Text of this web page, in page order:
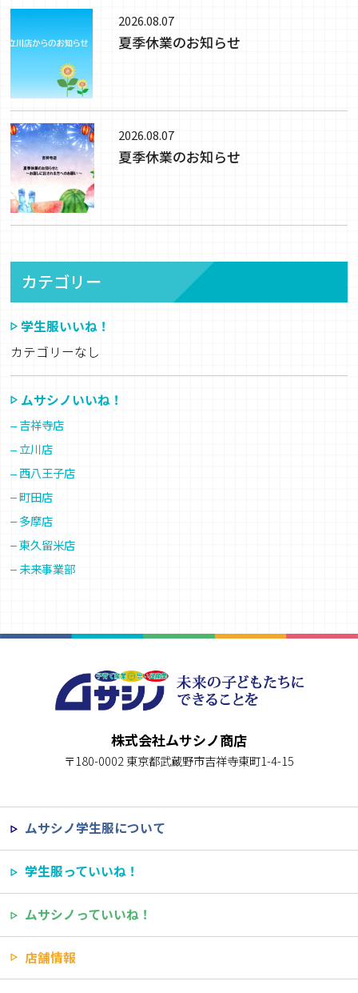
2026.08.07
夏季休業のお知らせ
2026.08.07
夏季休業のお知らせ
カテゴリー
学生服いいね！
カテゴリーなし
ムサシノいいね！
吉祥寺店
立川店
西八王子店
町田店
多摩店
東久留米店
未来事業部
株式会社ムサシノ商店
〒180-0002 東京都武蔵野市吉祥寺東町1-4-15
ムサシノ学生服について
学生服っていいね！
ムサシノっていいね！
店舗情報